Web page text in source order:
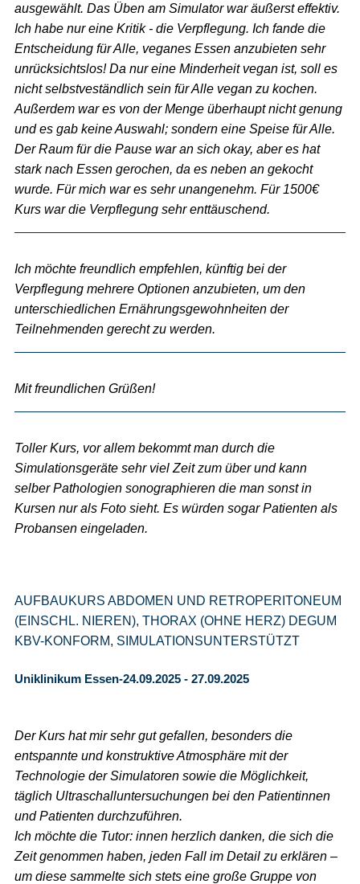
ausgewählt. Das Üben am Simulator war äußerst effektiv.
Ich habe nur eine Kritik - die Verpflegung. Ich fande die
Entscheidung für Alle, veganes Essen anzubieten sehr
unrücksichtslos! Da nur eine Minderheit vegan ist, soll es
nicht selbstveständlich sein für Alle vegan zu kochen.
Außerdem war es von der Menge überhaupt nicht genung
und es gab keine Auswahl; sondern eine Speise für Alle.
Der Raum für die Pause war an sich okay, aber es hat
stark nach Essen gerochen, da es neben an gekocht
wurde. Für mich war es sehr unangenehm. Für 1500€
Kurs war die Verpflegung sehr enttäuschend.
Ich möchte freundlich empfehlen, künftig bei der
Verpflegung mehrere Optionen anzubieten, um den
unterschiedlichen Ernährungsgewohnheiten der
Teilnehmenden gerecht zu werden.
Mit freundlichen Grüßen!
Toller Kurs, vor allem bekommt man durch die
Simulationsgeräte sehr viel Zeit zum über und kann
selber Pathologien sonographieren die man sonst in
Kursen nur als Foto sieht. Es würden sogar Patienten als
Probansen eingeladen.
AUFBAUKURS ABDOMEN UND RETROPERITONEUM
(EINSCHL. NIEREN), THORAX (OHNE HERZ) DEGUM
KBV-KONFORM, SIMULATIONSUNTERSTÜTZT
Uniklinikum Essen-24.09.2025 - 27.09.2025
Der Kurs hat mir sehr gut gefallen, besonders die
entspannte und konstruktive Atmosphäre mit der
Technologie der Simulatoren sowie die Möglichkeit,
täglich Ultraschalluntersuchungen bei den Patientinnen
und Patienten durchzuführen.
Ich möchte die Tutor: innen herzlich danken, die sich die
Zeit genommen haben, jeden Fall im Detail zu erklären –
um diese sammelte sich stets eine große Gruppe von